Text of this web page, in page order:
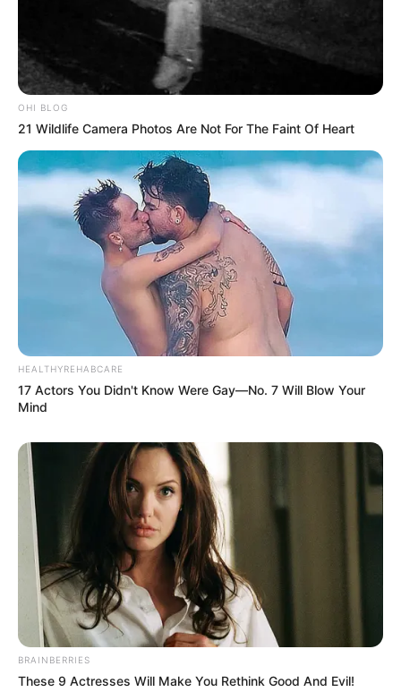
OHI BLOG
21 Wildlife Camera Photos Are Not For The Faint Of Heart
HEALTHYREHABCARE
17 Actors You Didn't Know Were Gay—No. 7 Will Blow Your
Mind
BRAINBERRIES
These 9 Actresses Will Make You Rethink Good And Evil!